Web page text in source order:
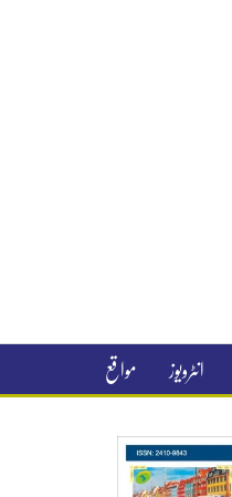
انٹرویوز مواقع